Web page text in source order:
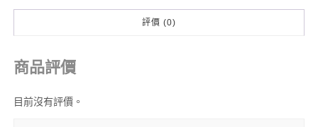
評價 (0)
商品評價
目前沒有評價。